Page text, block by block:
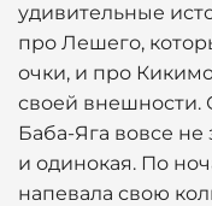
удивительные
про Лешего,
очки, и про
своей внешности.
Баба-Яга вовсе не
и одинокая. По
напевала свою